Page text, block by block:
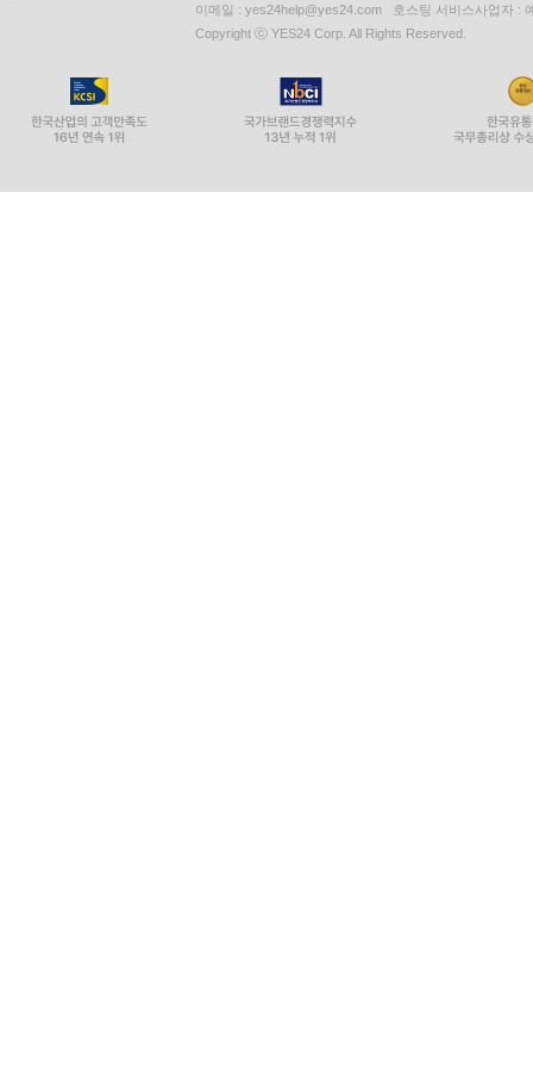
이메일 : yes24help@yes24.com 호스팅 서비스사업자 :
Copyright ⓒ YES24 Corp. All Rights Reserved.